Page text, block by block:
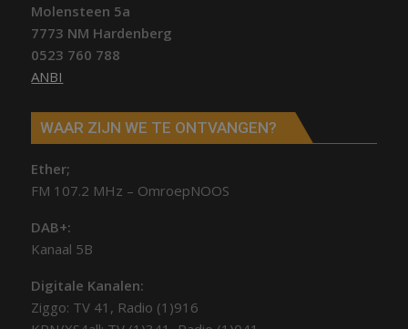
Molensteen 5a
7773 NM Hardenberg
0523 760 788
ANBI
WAAR ZIJN WE TE ONTVANGEN?
Ether;
FM 107.2 MHz – OmroepNOOS
DAB+:
Kanaal 5B
Digitale Kanalen:
Ziggo: TV 41, Radio (1)916